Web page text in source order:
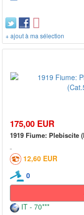
+ ajout à ma sélection
175,00 EUR
1919 Fiume: Plebiscite
12,60 EUR
0
IT - 70***